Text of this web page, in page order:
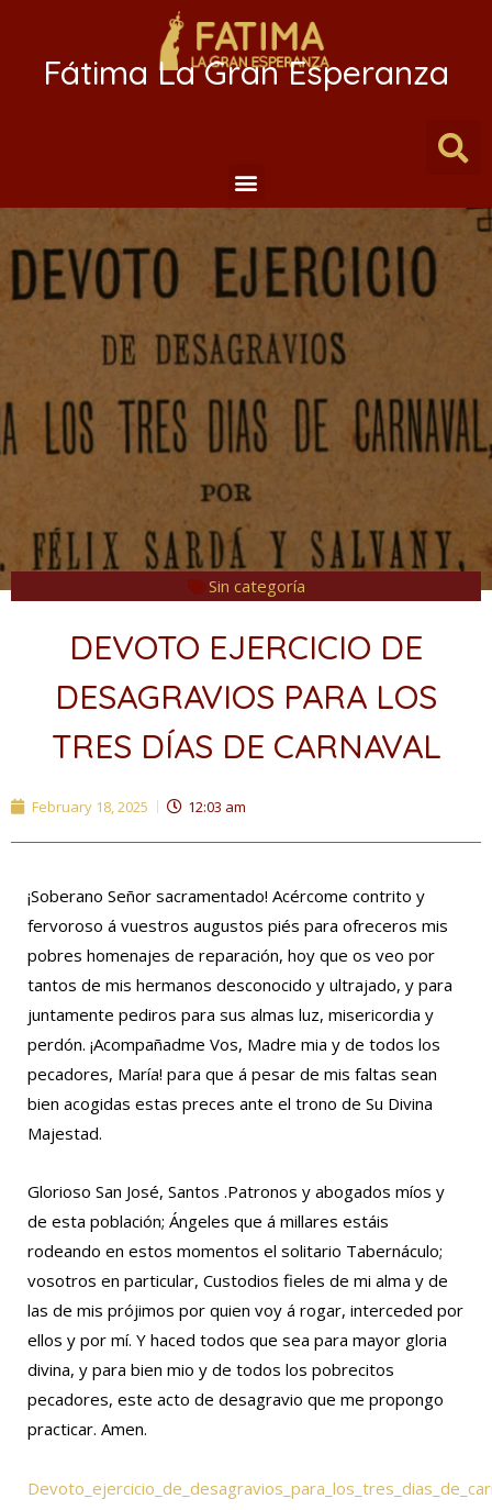
Fátima La Gran Esperanza
Sin categoría
DEVOTO EJERCICIO DE
DESAGRAVIOS PARA LOS
TRES DÍAS DE CARNAVAL
February 18, 2025 12:03 am
¡Soberano Señor sacramentado! Acércome contrito y
fervoroso á vuestros augustos piés para ofreceros mis
pobres homenajes de reparación, hoy que os veo por
tantos de mis hermanos desconocido y ultrajado, y para
juntamente pediros para sus almas luz, misericordia y
perdón. ¡Acompañadme Vos, Madre mia y de todos los
pecadores, María! para que á pesar de mis faltas sean
bien acogidas estas preces ante el trono de Su Divina
Majestad.
Glorioso San José, Santos .Patronos y abogados míos y
de esta población; Ángeles que á millares estáis
rodeando en estos momentos el solitario Tabernáculo;
vosotros en particular, Custodios fieles de mi alma y de
las de mis prójimos por quien voy á rogar, interceded por
ellos y por mí. Y haced todos que sea para mayor gloria
divina, y para bien mio y de todos los pobrecitos
pecadores, este acto de desagravio que me propongo
practicar. Amen.